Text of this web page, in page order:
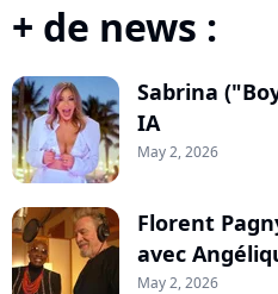
+ de news :
Sabrina
IA
May 2, 2026
Florent
avec
May 2, 2026